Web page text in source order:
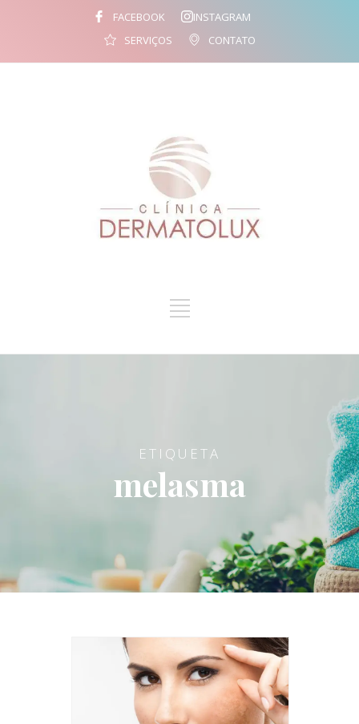
FACEBOOK
INSTAGRAM
CONTATO
SERVIÇOS
ETIQUETA
melasma